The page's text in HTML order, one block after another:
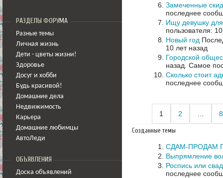
РАЗДЕЛЫ ФОРУМА
Разные темы
Личная жизнь
Дети - цветы жизни!
Здоровье
Досуг и хобби
Будь красивой!
Домашние дела
Недвижимость
Карьера
Домашние любимцы
АвтоЛеди
ОБЪЯВЛЕНИЯ
Доска объявлений
Замеченные
последнее
Ищу девушку
пользователя:
Новый год
10 лет назад
Городской
назад. Самое
Сколько стоит
последнее
1 2 8
Созданные темы
СДАМ-ПРОДАМ
Выпрямление
Роспись или
последнее